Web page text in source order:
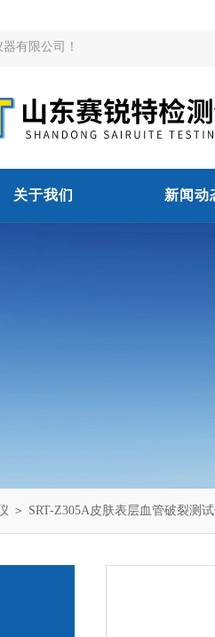
有限公司！
关于我们 新闻动
＞ SRT-Z305A皮肤表层血管破裂测